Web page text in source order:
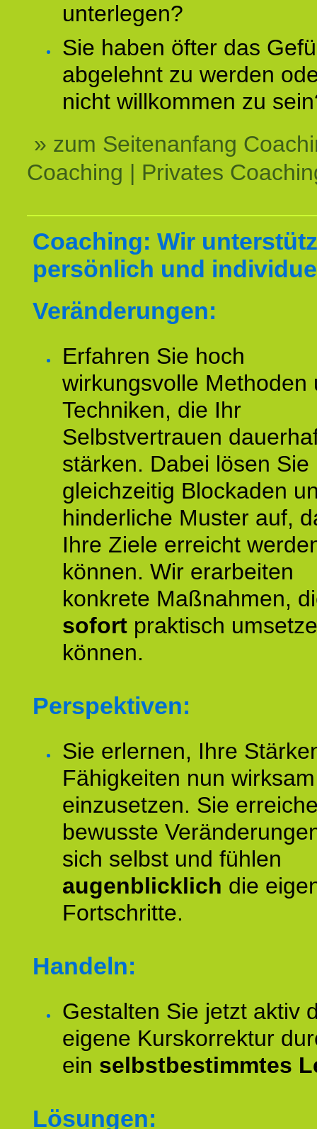
unterlegen?
Sie haben öfter das
abgelehnt zu werden
nicht willkommen zu
» zum Seitenanfang
Coaching | Privates
Coaching: Wir
persönlich und
Veränderungen:
Erfahren Sie hoch
wirkungsvolle Methoden
Techniken, die Ihr
Selbstvertrauen
stärken. Dabei lösen Sie
gleichzeitig Blockaden
hinderliche Muster auf,
Ihre Ziele erreicht
können. Wir erarbeiten
konkrete Maßnahmen,
sofort praktisch
können.
Perspektiven:
Sie erlernen, Ihre
Fähigkeiten nun wirksam
einzusetzen. Sie
bewusste
sich selbst und fühlen
augenblicklich die
Fortschritte.
Handeln:
Gestalten Sie jetzt aktiv
eigene Kurskorrektur
ein selbstbestimmtes
Lösungen: